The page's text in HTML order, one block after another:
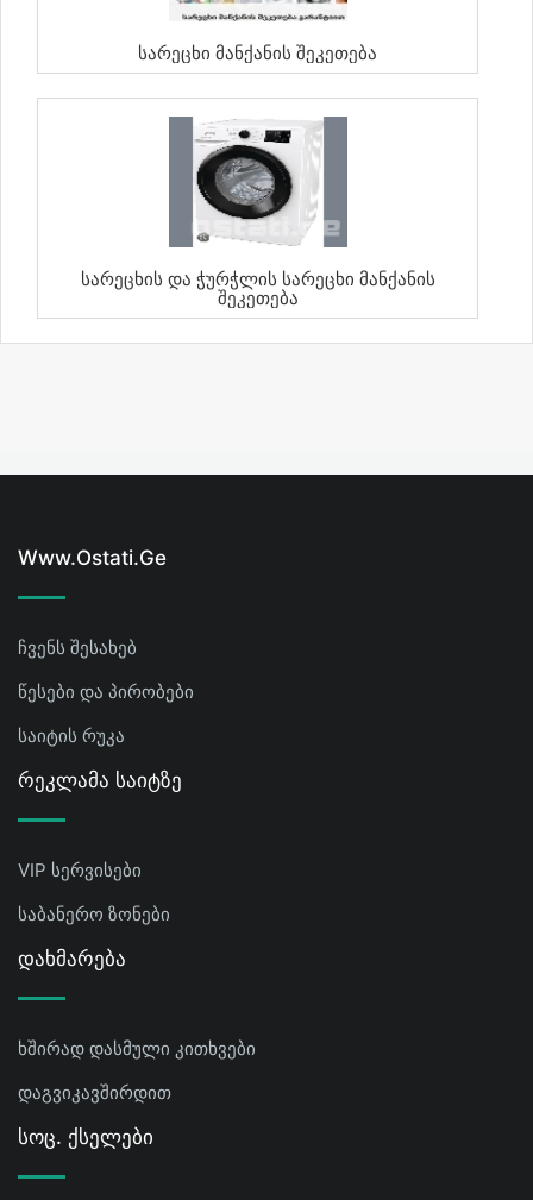
Სარეცხი Მანქანის Შეკეთება
Სარეცხის Და Ჭურჭლის Სარეცხი Მანქანის
Შეკეთება
Www.ostati.ge
ჩვენს შესახებ
წესები და პირობები
საიტის რუკა
Რეკლამა Საიტზე
VIP სერვისები
საბანერო ზონები
Დახმარება
ხშირად დასმული კითხვები
დაგვიკავშირდით
Სოც. Ქსელები